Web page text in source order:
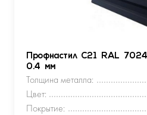
Профнастил С21 RAL
0.4 мм
Толщина металла:
Цвет:
Покрытие: